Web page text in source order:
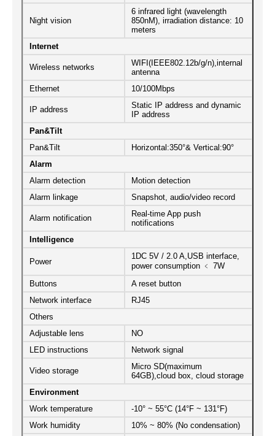
Night vision
6 infrared light (wavelength
850nM), irradiation distance: 10
meters
Internet
Wireless networks
WIFI(IEEE802.12b/g/n),internal
antenna
Ethernet
10/100Mbps
IP address
Static IP address and dynamic
IP address
Pan&Tilt
Pan&Tilt
Horizontal:350°& Vertical:90°
Alarm
Alarm detection
Motion detection
Alarm linkage
Snapshot, audio/video record
Alarm notification
Real-time App push
notifications
Intelligence
Power
1DC 5V / 2.0 A,USB interface,
power consumption ﹤ 7W
Buttons
A reset button
Network interface
RJ45
Others
Adjustable lens
NO
LED instructions
Network signal
Video storage
Micro SD(maximum
64GB),cloud box, cloud storage
Environment
Work temperature
-10° ~ 55°C (14°F ~ 131°F)
Work humidity
10% ~ 80% (No condensation)